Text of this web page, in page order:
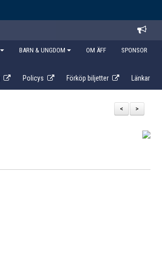
BARN & UNGDOM OM ÄFF SPONSOR
Policys Förköp biljetter Länkar
>
<